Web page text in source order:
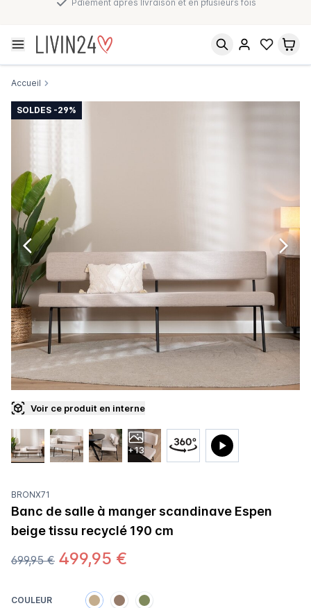
Accueil
SOLDES -29%
Voir ce produit en interne
+13
BRONX71
Banc de salle à manger scandinave Espen
beige tissu recyclé 190 cm
699,95 € 499,95 €
COULEUR